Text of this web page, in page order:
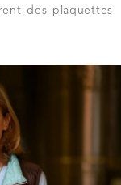
des plaquettes
LA FICHE